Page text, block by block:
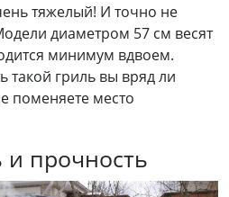
тяжелый! И точно не
диаметром 57 см весят
минимум вдвоем.
такой гриль вы вряд ли
поменяете место
и прочность